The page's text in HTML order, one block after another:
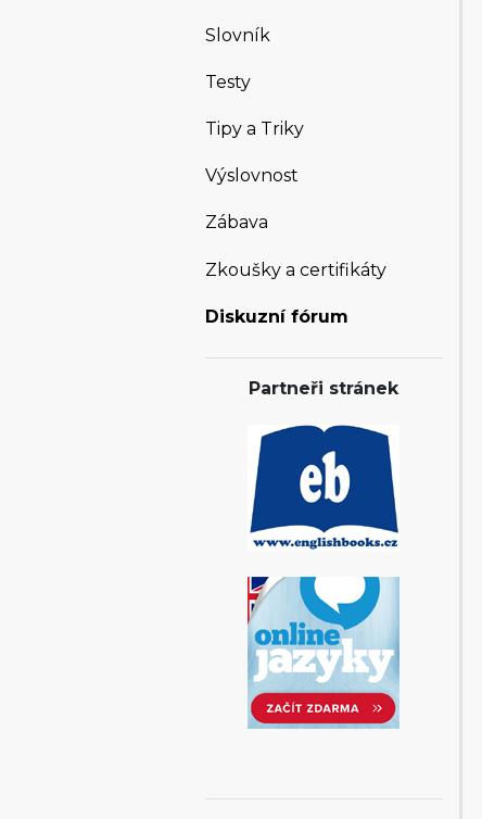
Slovník
Testy
Tipy a Triky
Výslovnost
Zábava
Zkoušky a certifikáty
Diskuzní fórum
Partneři stránek